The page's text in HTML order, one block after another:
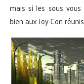
mais si les sous
bien aux Joy-Con